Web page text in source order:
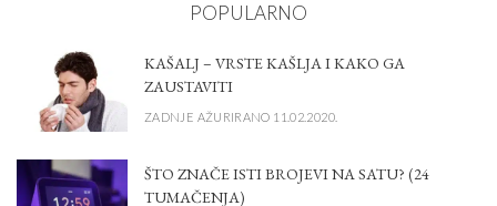
POPULARNO
KAŠALJ – VRSTE KAŠLJA I KAKO GA
ZAUSTAVITI
ZADNJE AŽURIRANO 11.02.2020.
ŠTO ZNAČE ISTI BROJEVI NA SATU? (24
TUMAČENJA)